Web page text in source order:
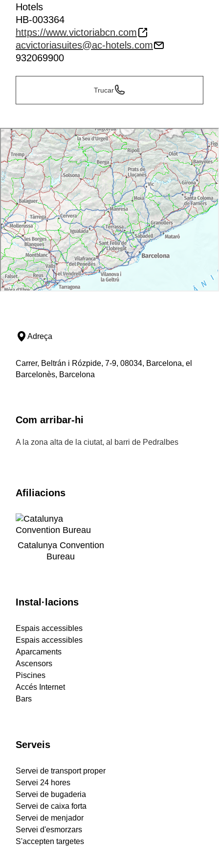
Hotels
HB-003364
https://www.victoriabcn.com
acvictoriasuites@ac-hotels.com
932069900
Trucar
Adreça
Carrer, Beltrán i Rózpide, 7-9, 08034, Barcelona, el
Barcelonès, Barcelona
Com arribar-hi
A la zona alta de la ciutat, al barri de Pedralbes
Afiliacions
Catalunya Convention
Bureau
Instal·lacions
Espais accessibles
Espais accessibles
Aparcaments
Ascensors
Piscines
Accés Internet
Bars
Serveis
Servei de transport proper
Servei 24 hores
Servei de bugaderia
Servei de caixa forta
Servei de menjador
Servei d'esmorzars
S'accepten targetes